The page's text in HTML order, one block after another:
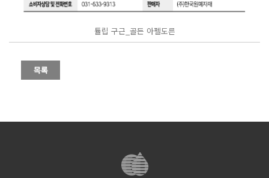
튤립 구근_골든 아펠도른